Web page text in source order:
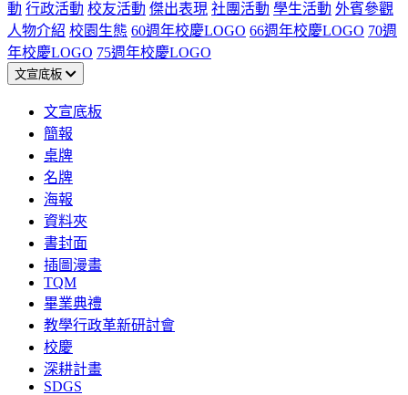
動 行政活動 校友活動 傑出表現 社團活動 學生活動 外賓參觀
人物介紹 校園生態 60週年校慶LOGO 66週年校慶LOGO 70週
年校慶LOGO 75週年校慶LOGO
文宣底板
文宣底板
簡報
桌牌
名牌
海報
資料夾
書封面
插圖漫畫
TQM
畢業典禮
教學行政革新研討會
校慶
深耕計畫
SDGS